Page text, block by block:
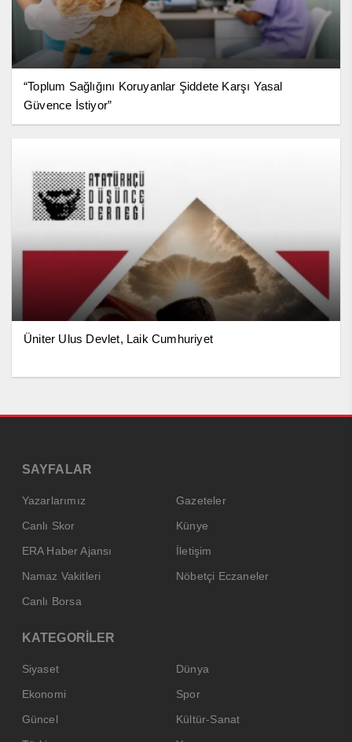
“Toplum Sağlığını Koruyanlar Şiddete Karşı Yasal
Güvence İstiyor”
Üniter Ulus Devlet, Laik Cumhuriyet
SAYFALAR
Yazarlarımız
Gazeteler
Canlı Skor
Künye
ERA Haber Ajansı
İletişim
Namaz Vakitleri
Nöbetçi Eczaneler
Canlı Borsa
KATEGORİLER
Siyaset
Dünya
Ekonomi
Spor
Güncel
Kültür-Sanat